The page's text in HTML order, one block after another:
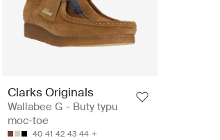
Clarks Originals
Wallabee G - Buty typu
moc-toe
40 41 42 43 44